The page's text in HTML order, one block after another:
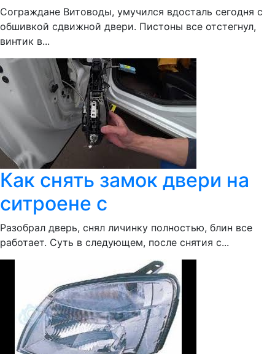
Сограждане Витоводы, умучился вдосталь сегодня с
обшивкой сдвижной двери. Пистоны все отстегнул,
винтик в...
Как снять замок двери на
ситроене с
Разобрал дверь, снял личинку полностью, блин все
работает. Суть в следующем, после снятия с...